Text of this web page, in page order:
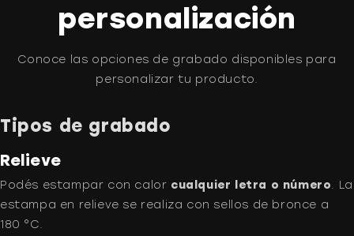
personalización
Conoce las opciones de grabado disponibles para
personalizar tu producto.
Tipos de grabado
Relieve
Podés estampar con calor cualquier letra o número. La
estampa en relieve se realiza con sellos de bronce a
180 °C.